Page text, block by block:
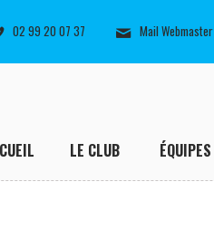
02 99 20 07 37 Mail Webmaster
LE CLUB ÉQUIPES